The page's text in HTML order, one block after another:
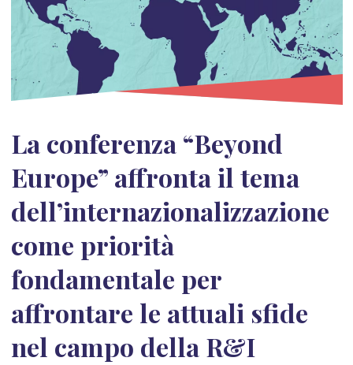
La conferenza “Beyond
Europe” affronta il tema
dell’internazionalizzazione
come priorità
fondamentale per
affrontare le attuali sfide
nel campo della R&I